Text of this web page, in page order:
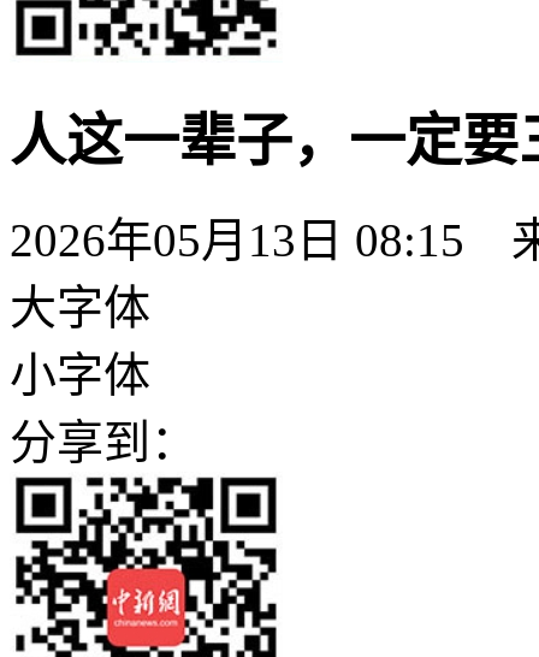
人这一辈子，一定要
2026年05月13日 08:15
大字体
小字体
分享到：